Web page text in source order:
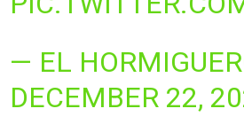
— EL
DECEMBER 22,